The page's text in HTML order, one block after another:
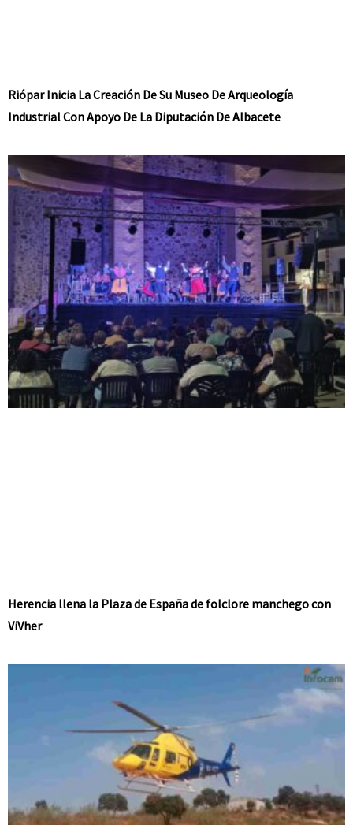
Riópar Inicia La Creación De Su Museo De Arqueología
Industrial Con Apoyo De La Diputación De Albacete
Herencia llena la Plaza de España de folclore manchego con
ViVher